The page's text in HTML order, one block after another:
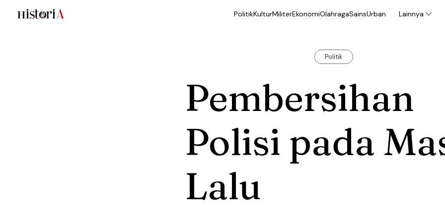
PolitikKulturMiliterEkonomiOlahragaSainsUrban Lainnya
Politik
Pembersihan
Polisi pada
Lalu